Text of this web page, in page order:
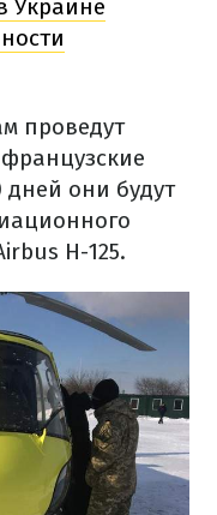
Украине
проведут
дней они будут
Н-125.